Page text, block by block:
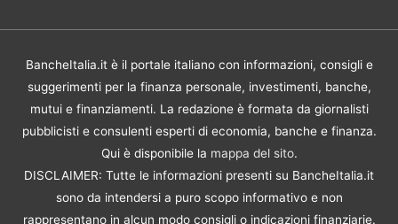
BancheItalia.it è il portale italiano con informazioni, consigli e
suggerimenti per la finanza personale, investimenti, banche,
mutui e finanziamenti. La redazione è formata da giornalisti
pubblicisti e consulenti esperti di economia, banche e finanza.
Qui è disponibile la mappa del sito.
DISCLAIMER: Tutte le informazioni presenti su BancheItalia.it
sono da intendersi a puro scopo informativo e non
rappresentano in alcun modo consigli o indicazioni finanziarie.